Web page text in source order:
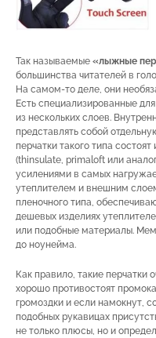
Так называемые «лыжные
большинства читателей в
На самом-то деле, они
Есть специализированные
из нескольких слоев.
представлять собой
перчатки такого типа
(thinsulate, primaloft или
усилениями в самых
утеплителем и внешним
пленочного типа,
дешевых изделиях
или подобные материалы.
до ноунейма.
Как правило, такие перчатки
хорошо противостоят
громоздки и если намокнут,
подобных рукавицах
не только плюсы, но и